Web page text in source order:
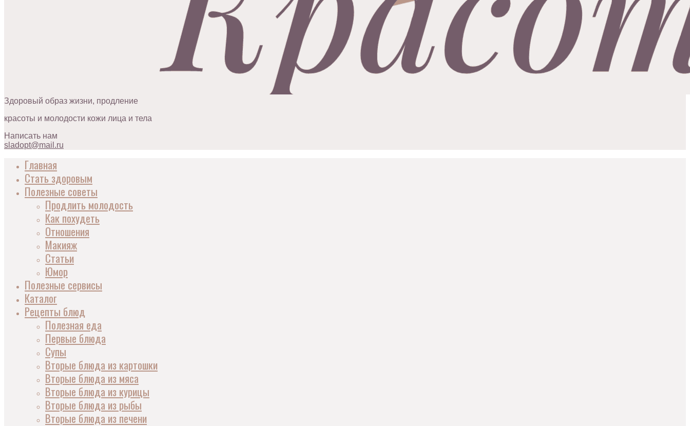
Здоровый образ жизни, продление
красоты и молодости кожи лица и тела
Написать нам
sladopt@mail.ru
Главная
Стать здоровым
Полезные советы
Продлить молодость
Как похудеть
Отношения
Макияж
Статьи
Юмор
Полезные сервисы
Каталог
Рецепты блюд
Полезная еда
Первые блюда
Супы
Вторые блюда из картошки
Вторые блюда из мяса
Вторые блюда из курицы
Вторые блюда из рыбы
Вторые блюда из печени